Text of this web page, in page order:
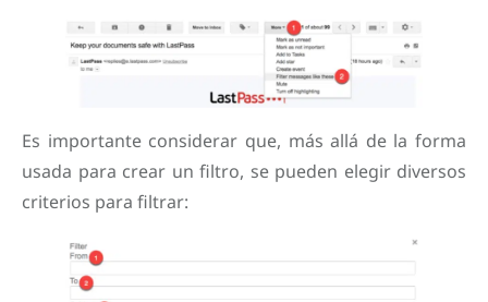
Es importante considerar que, más allá de la forma
usada para crear un filtro, se pueden elegir diversos
criterios para filtrar: